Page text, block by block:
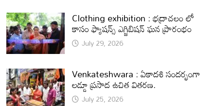
Clothing exhibition : భద్రాచలం లో
కాసం ఫ్యాషన్స్ ఎగ్జిబిషన్ ఘన ప్రారంభం
July 29, 2026
Venkateshwara : ఏకాదశి సందర్భంగా
లడ్డూ ప్రసాద ఉచిత వితరణ.
July 25, 2026